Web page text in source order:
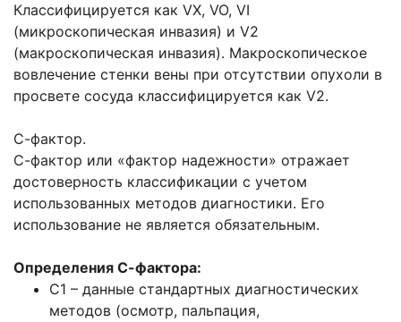
Классифицируется как VX, VO, VI
(микроскопическая инвазия) и V2
(макроскопическая инвазия). Макроскопическое
вовлечение стенки вены при отсутствии опухоли в
просвете сосуда классифицируется как V2.
С-фактор.
С-фактор или «фактор надежности» отражает
достоверность классификации с учетом
использованных методов диагностики. Его
использование не является обязательным.
Определения С-фактора:
С1 – данные стандартных диагностических
методов (осмотр, пальпация,